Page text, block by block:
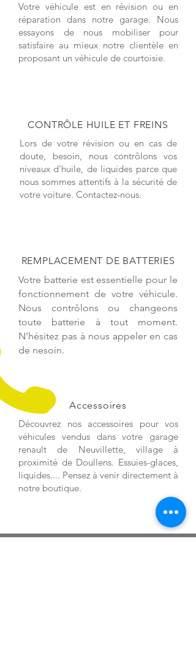
Votre véhicule est en révision ou en
réparation dans notre garage. Nous
essayons de nous mobiliser pour
satisfaire au mieux notre clientèle en
proposant un véhicule de courtoisie.
CONTRÔLE HUILE ET FREINS
Lors de votre révision ou en cas de
doute, besoin, nous contrôlons vos
niveaux d'huile, de liquides parce que
nous sommes attentifs à la sécurité de
votre voiture. Contactez-nous.
REMPLACEMENT DE BATTERIES
Votre batterie est essentielle pour le
fonctionnement de votre véhicule.
Nous contrôlons ou changeons
toute batterie à tout moment.
N'hésitez pas à nous appeler en cas
de nesoin.
Accessoires
Découvrez nos accessoires pour vos
véhicules vendus dans votre garage
renault de Neuvillette, village à
proximité de Doullens. Essuies-glaces,
liquides.... Pensez à venir directement à
notre boutique.